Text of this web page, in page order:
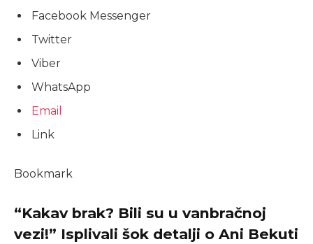
Facebook Messenger
Twitter
Viber
WhatsApp
Email
Link
Bookmark
“Kakav brak? Bili su u vanbračnoj
vezi!” Isplivali šok detalji o Ani Bekuti